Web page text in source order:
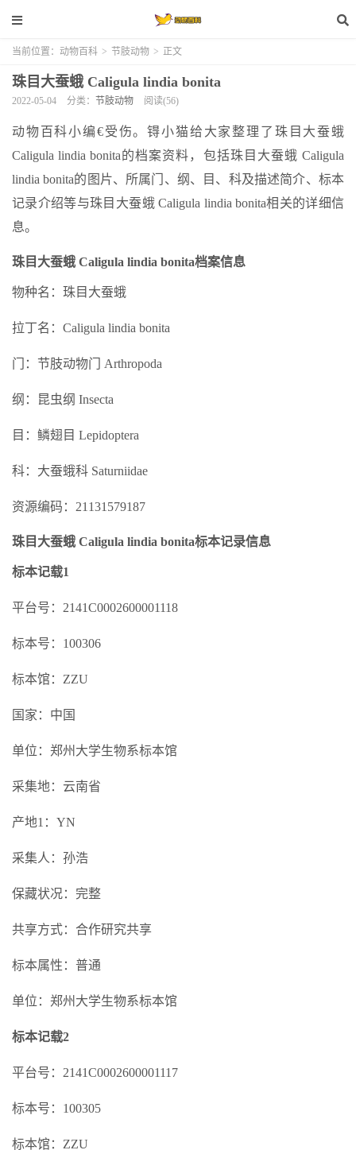
当前位置： 动物百科 > 节肢动物 > 正文
珠目大蚕蛾 Caligula lindia bonita
2022-05-04 分类： 节肢动物 阅读(56)
动物百科小编€受伤。锝小猫给大家整理了珠目大蚕蛾
Caligula lindia bonita的档案资料，包括珠目大蚕蛾 Caligula
lindia bonita的图片、所属门、纲、目、科及描述简介、标本
记录介绍等与珠目大蚕蛾 Caligula lindia bonita相关的详细信
息。
珠目大蚕蛾 Caligula lindia bonita档案信息
物种名：珠目大蚕蛾
拉丁名：Caligula lindia bonita
门：节肢动物门 Arthropoda
纲：昆虫纲 Insecta
目：鳞翅目 Lepidoptera
科：大蚕蛾科 Saturniidae
资源编码：21131579187
珠目大蚕蛾 Caligula lindia bonita标本记录信息
标本记载1
平台号：2141C0002600001118
标本号：100306
标本馆：ZZU
国家：中国
单位：郑州大学生物系标本馆
采集地：云南省
产地1：YN
采集人：孙浩
保藏状况：完整
共享方式：合作研究共享
标本属性：普通
单位：郑州大学生物系标本馆
标本记载2
平台号：2141C0002600001117
标本号：100305
标本馆：ZZU